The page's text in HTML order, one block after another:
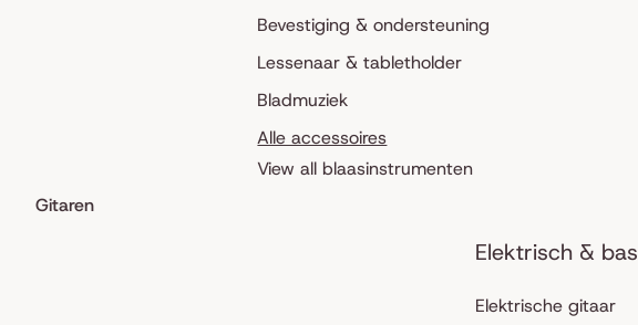
Bevestiging & ondersteuning
Lessenaar & tabletholder
Bladmuziek
Alle accessoires
View all blaasinstrumenten
Gitaren
Elektrisch & bas
Elektrische gitaar